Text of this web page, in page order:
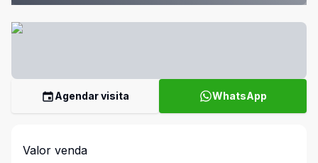
Agendar visita WhatsApp
Valor venda